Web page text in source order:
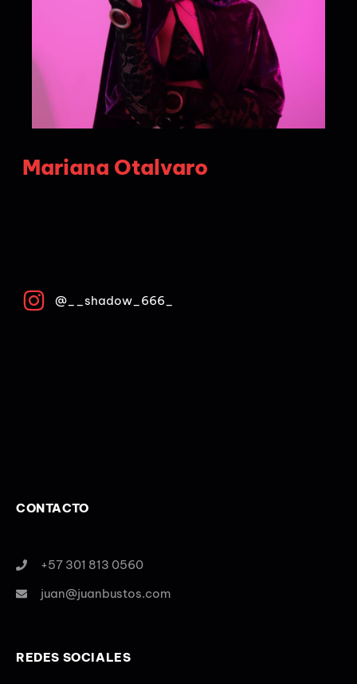
Mariana Otalvaro
@__shadow_666_
CONTACTO
+57 301 813 0560
juan@juanbustos.com
REDES SOCIALES